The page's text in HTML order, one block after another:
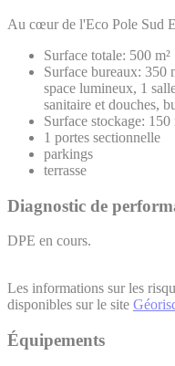
Au cœur de l'Eco Pole Sud
Surface totale: 500 m²
Surface bureaux: 350
space lumineux, 1
sanitaire et douches,
Surface stockage: 150
1 portes sectionnelle
parkings
terrasse
Diagnostic de
DPE en cours.
Les informations sur les
disponibles sur le site
Équipements